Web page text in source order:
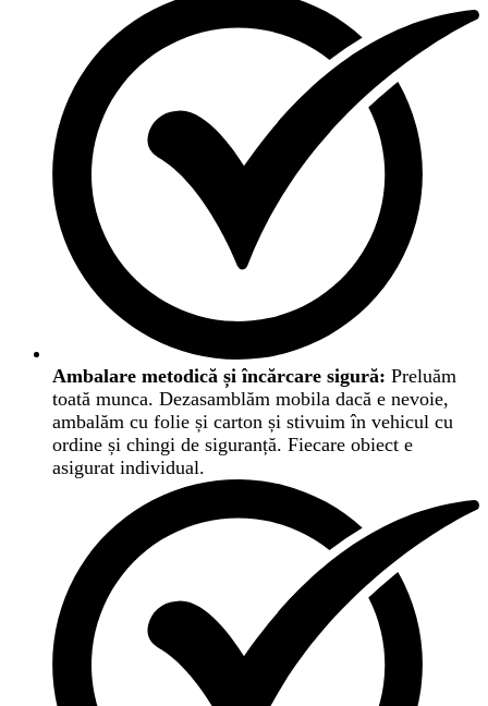
Ambalare metodică și încărcare sigură: Preluăm
toată munca. Dezasamblăm mobila dacă e nevoie,
ambalăm cu folie și carton și stivuim în vehicul cu
ordine și chingi de siguranță. Fiecare obiect e
asigurat individual.